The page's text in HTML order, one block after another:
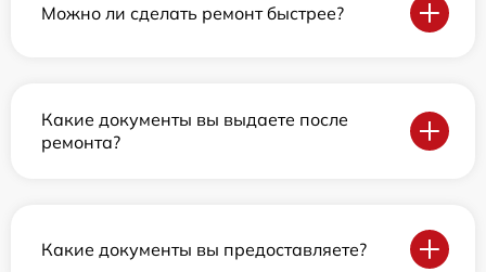
Можно ли сделать ремонт быстрее?
Какие документы вы выдаете после
ремонта?
Какие документы вы предоставляете?